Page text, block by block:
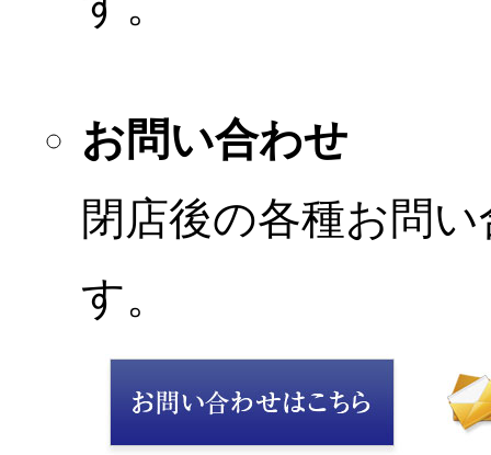
お問い合わせ
閉店後の各種お問
す。